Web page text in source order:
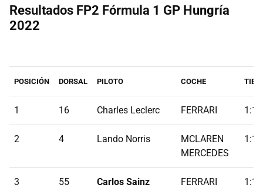
Resultados FP2 Fórmula 1 GP Hungría
2022
POSICIÓN DORSAL PILOTO COCHE
1 16 Charles Leclerc FERRARI
2 4 Lando Norris
MCLAREN
MERCEDES
3 55 Carlos Sainz FERRARI